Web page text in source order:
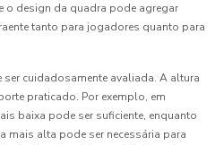
design da quadra pode agregar
tanto para jogadores quanto para
ser cuidadosamente avaliada. A altura
praticado. Por exemplo, em
baixa pode ser suficiente, enquanto
mais alta pode ser necessária para